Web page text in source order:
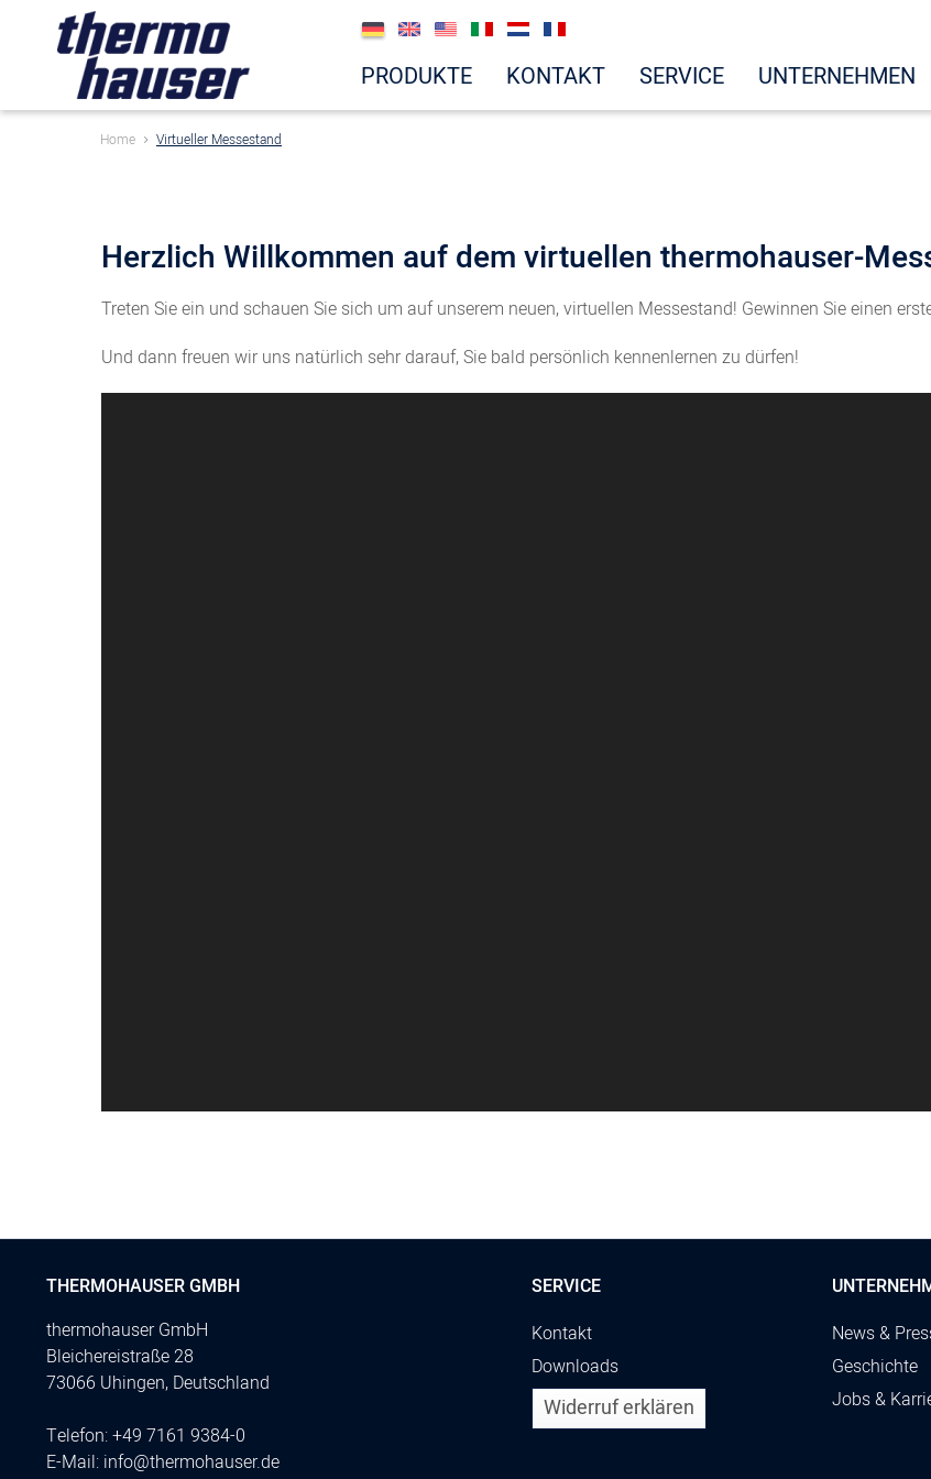
PRODUKTE KONTAKT SERVICE UNTERNEHMEN
Home Virtueller Messestand
Herzlich Willkommen auf dem virtuellen thermohauser-
Treten Sie ein und schauen Sie sich um auf unserem neuen, virtuellen Messestand! Gewinnen Sie einen
Und dann freuen wir uns natürlich sehr darauf, Sie bald persönlich kennenlernen zu dürfen!
THERMOHAUSER GMBH
thermohauser GmbH
Bleichereistraße 28
73066 Uhingen, Deutschland
Telefon:+49 7161 9384-0
E-Mail: info@thermohauser.de
SERVICE
Kontakt
Downloads
Widerruf erklären
News &
Geschichte
Jobs &